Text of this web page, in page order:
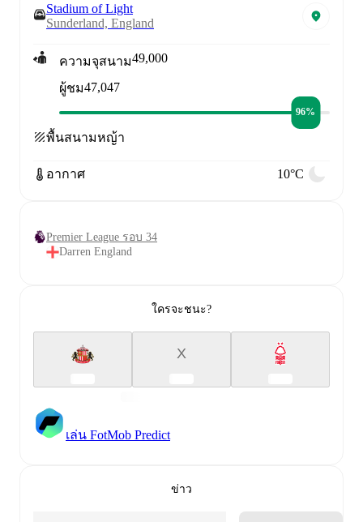
Stadium of Light
Sunderland, England
ความจุสนาม49,000
ผู้ชม47,047
96%
พื้นสนามหญ้า
อากาศ 10°C
Premier League รอบ 34
Darren England
ใครจะชนะ?
X
เล่น FotMob Predict
ข่าว